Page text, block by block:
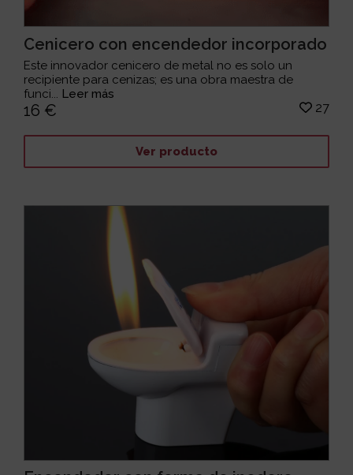
Cenicero con encendedor incorporado
Este innovador cenicero de metal no es solo un
recipiente para cenizas; es una obra maestra de
funci... Leer más
16 € 27
Ver producto